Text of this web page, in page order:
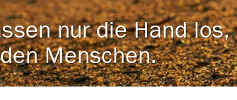
nur die Hand los,
Menschen.